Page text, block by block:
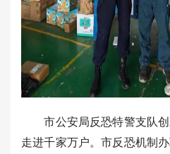
市公安局反恐特警支队创
走进千家万户。市反恐机制